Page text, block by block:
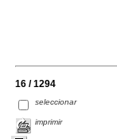
16 / 1294
seleccionar
imprimir